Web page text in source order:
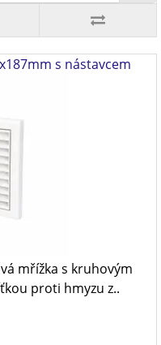
s nástavcem
mřížka s kruhovým
proti hmyzu z..